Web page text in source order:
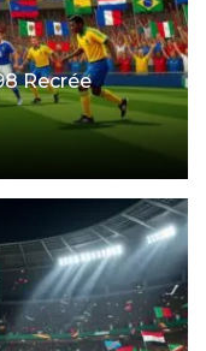
Recrée